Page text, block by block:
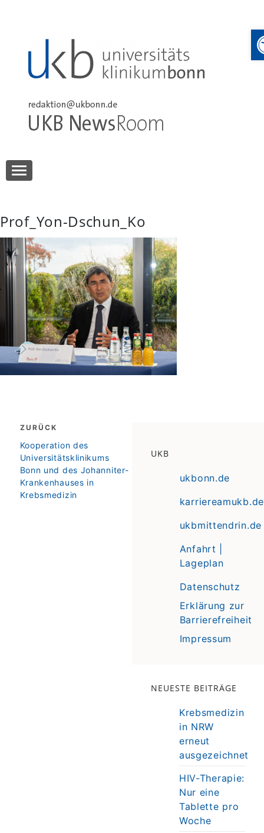
UKB NewsRoom
Prof_Yon-Dschun_Ko
Beitragsnavigation
ZURÜCK
zurück
Kooperation des
Universitätsklinikums
Bonn und des Johanniter-
Krankenhauses in
Krebsmedizin
UKB
ukbonn.de
karriereamukb.de
ukbmittendrin.de
Anfahrt |
Lageplan
Datenschutz
Erklärung zur
Barrierefreiheit
Impressum
NEUESTE BEITRÄGE
Krebsmedizin
in NRW
erneut
ausgezeichnet
HIV-Therapie:
Nur eine
Tablette pro
Woche